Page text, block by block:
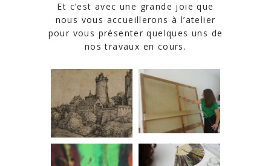
Et c’est avec une grande joie que
nous vous accueillerons à l’atelier
pour vous présenter quelques uns de
nos travaux en cours.